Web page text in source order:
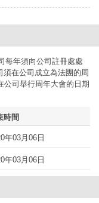
每年須向公司註冊處處
在公司成立為法團的周
公司舉行周年大會的日期
時間
年03月06日
年03月06日